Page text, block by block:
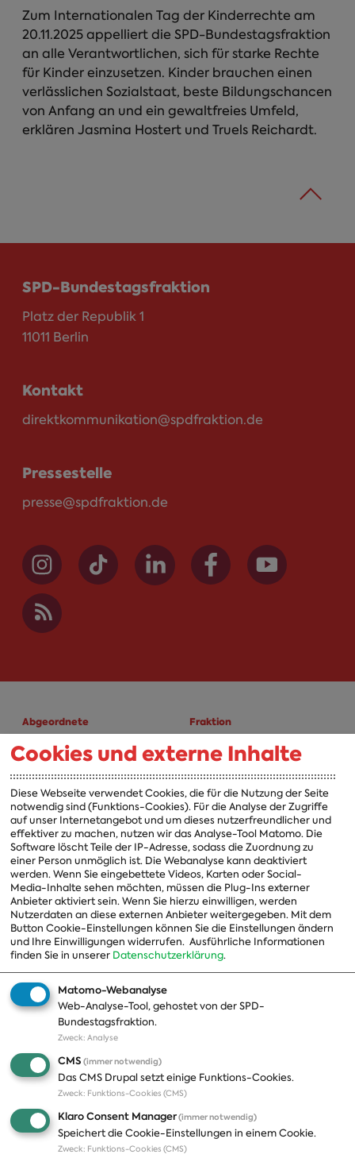
Zum Internationalen Tag der Kinderrechte am
20.11.2025 appelliert die SPD-Bundestagsfraktion
an alle Verantwortlichen, sich für starke Rechte
für Kinder einzusetzen. Kinder brauchen einen
verlässlichen Sozialstaat, beste Bildungschancen
von Anfang an und ein gewaltfreies Umfeld,
erklären Jasmina Hostert und Truels Reichardt.
SPD-Bundestagsfraktion
Platz der Republik 1
11011 Berlin
Kontakt
direktkommunikation@spdfraktion.de
Pressestelle
presse@spdfraktion.de
Abgeordnete
A-Z
Fraktion
Fraktion
Vorsitzender
Vorstand
Arbeitsgruppen
Ausschussvorsitzende
Beauftragte
Landesgruppen
Organisation
Themen
Positionen
Publikationen
Presse
Fotos
Pressekontakt
Cookies und externe Inhalte
Diese Webseite verwendet Cookies, die für die Nutzung der Seite
notwendig sind (Funktions-Cookies). Für die Analyse der Zugriffe
auf unser Internetangebot und um dieses nutzerfreundlicher und
effektiver zu machen, nutzen wir das Analyse-Tool Matomo. Die
Software löscht Teile der IP-Adresse, sodass die Zuordnung zu
einer Person unmöglich ist. Die Webanalyse kann deaktiviert
werden. Wenn Sie eingebettete Videos, Karten oder Social-
Media-Inhalte sehen möchten, müssen die Plug-Ins externer
Anbieter aktiviert sein. Wenn Sie hierzu einwilligen, werden
Nutzerdaten an diese externen Anbieter weitergegeben. Mit dem
Button Cookie-Einstellungen können Sie die Einstellungen ändern
und Ihre Einwilligungen widerrufen. Ausführliche Informationen
finden Sie in unserer Datenschutzerklärung.
Matomo-Webanalyse
Web-Analyse-Tool, gehostet von der SPD-
Bundestagsfraktion.
Zweck: Analyse
CMS (immer notwendig)
Das CMS Drupal setzt einige Funktions-Cookies.
Zweck: Funktions-Cookies (CMS)
Klaro Consent Manager(immer notwendig)
Speichert die Cookie-Einstellungen in einem Cookie.
Zweck: Funktions-Cookies (CMS)